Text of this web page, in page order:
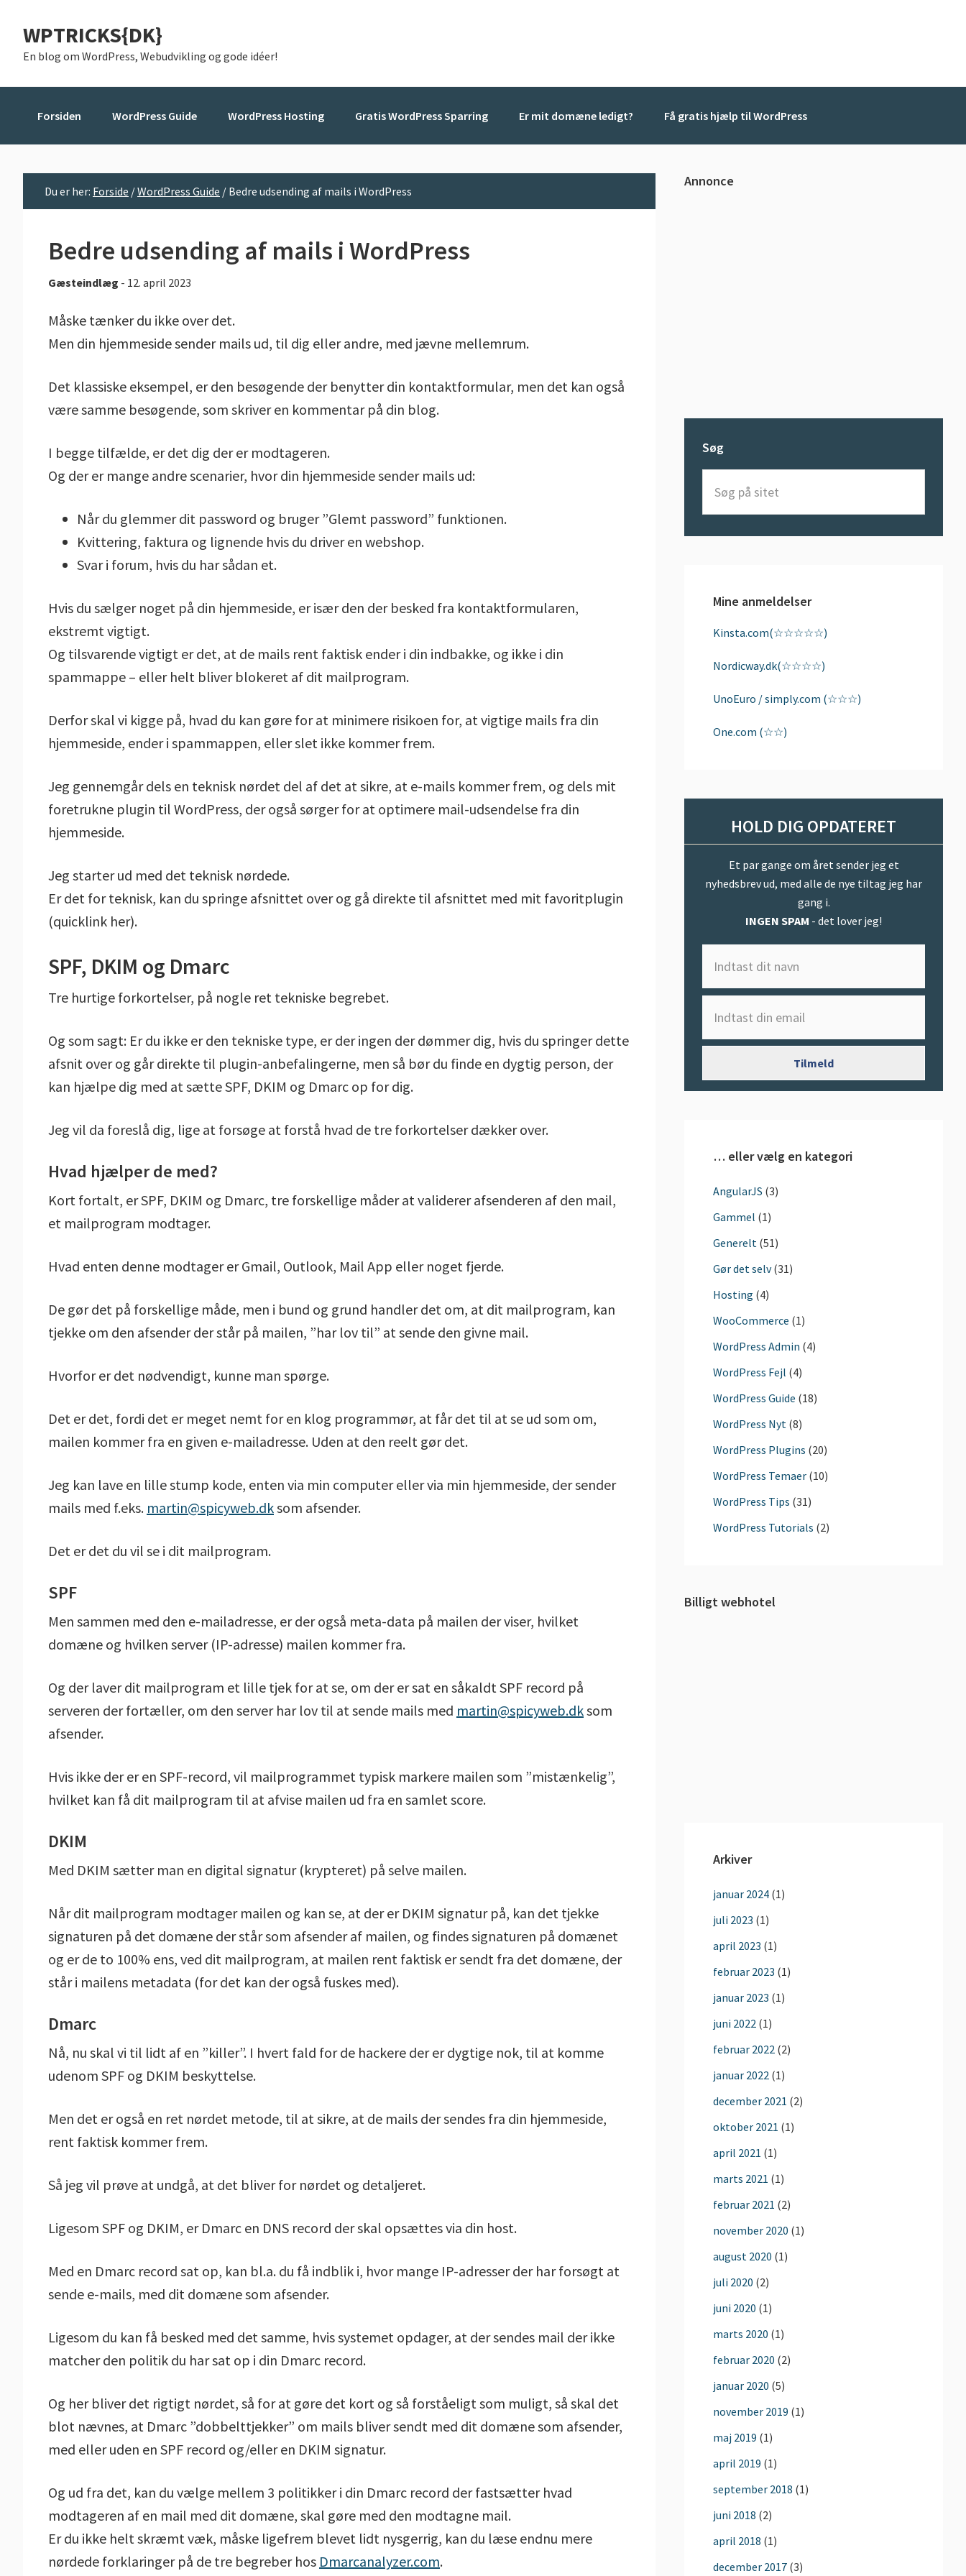
direkte
indhold
direkte
WPTRICKS{DK}
En blog om WordPress, Webudvikling og gode idéer!
Forsiden WordPress Guide WordPress Hosting Gratis WordPress Sparring Er mit domæne ledigt? Få gratis hjælp til WordPress
Du er her: Forside /WordPress Guide / Bedre udsending af mails i WordPress
Bedre udsending af mails i WordPress
Gæsteindlæg - 12. april 2023
Måske tænker du ikke over det.
Men din hjemmeside sender mails ud, til dig eller andre, med jævne mellemrum.
Det klassiske eksempel, er den besøgende der benytter din kontaktformular, men det kan også
være samme besøgende, som skriver en kommentar på din blog.
I begge tilfælde, er det dig der er modtageren.
Og der er mange andre scenarier, hvor din hjemmeside sender mails ud:
Når du glemmer dit password og bruger ”Glemt password” funktionen.
Kvittering, faktura og lignende hvis du driver en webshop.
Svar i forum, hvis du har sådan et.
Hvis du sælger noget på din hjemmeside, er især den der besked fra kontaktformularen,
ekstremt vigtigt.
Og tilsvarende vigtigt er det, at de mails rent faktisk ender i din indbakke, og ikke i din
spammappe – eller helt bliver blokeret af dit mailprogram.
Derfor skal vi kigge på, hvad du kan gøre for at minimere risikoen for, at vigtige mails fra din
hjemmeside, ender i spammappen, eller slet ikke kommer frem.
Jeg gennemgår dels en teknisk nørdet del af det at sikre, at e-mails kommer frem, og dels mit
foretrukne plugin til WordPress, der også sørger for at optimere mail-udsendelse fra din
hjemmeside.
Jeg starter ud med det teknisk nørdede.
Er det for teknisk, kan du springe afsnittet over og gå direkte til afsnittet med mit favoritplugin
(quicklink her).
SPF, DKIM og Dmarc
Tre hurtige forkortelser, på nogle ret tekniske begrebet.
Og som sagt: Er du ikke er den tekniske type, er der ingen der dømmer dig, hvis du springer dette
afsnit over og går direkte til plugin-anbefalingerne, men så bør du finde en dygtig person, der
kan hjælpe dig med at sætte SPF, DKIM og Dmarc op for dig.
Jeg vil da foreslå dig, lige at forsøge at forstå hvad de tre forkortelser dækker over.
Hvad hjælper de med?
Kort fortalt, er SPF, DKIM og Dmarc, tre forskellige måder at validerer afsenderen af den mail,
et mailprogram modtager.
Hvad enten denne modtager er Gmail, Outlook, Mail App eller noget fjerde.
De gør det på forskellige måde, men i bund og grund handler det om, at dit mailprogram, kan
tjekke om den afsender der står på mailen, ”har lov til” at sende den givne mail.
Hvorfor er det nødvendigt, kunne man spørge.
Det er det, fordi det er meget nemt for en klog programmør, at får det til at se ud som om,
mailen kommer fra en given e-mailadresse. Uden at den reelt gør det.
Jeg kan lave en lille stump kode, enten via min computer eller via min hjemmeside, der sender
mails med f.eks. martin@spicyweb.dksom afsender.
Det er det du vil se i dit mailprogram.
SPF
Men sammen med den e-mailadresse, er der også meta-data på mailen der viser, hvilket
domæne og hvilken server (IP-adresse) mailen kommer fra.
Og der laver dit mailprogram et lille tjek for at se, om der er sat en såkaldt SPF record på
serveren der fortæller, om den server har lov til at sende mails med martin@spicyweb.dksom
afsender.
Hvis ikke der er en SPF-record, vil mailprogrammet typisk markere mailen som ”mistænkelig”,
hvilket kan få dit mailprogram til at afvise mailen ud fra en samlet score.
DKIM
Med DKIM sætter man en digital signatur (krypteret) på selve mailen.
Når dit mailprogram modtager mailen og kan se, at der er DKIM signatur på, kan det tjekke
signaturen på det domæne der står som afsender af mailen, og findes signaturen på domænet
og er de to 100% ens, ved dit mailprogram, at mailen rent faktisk er sendt fra det domæne, der
står i mailens metadata (for det kan der også fuskes med).
Dmarc
Nå, nu skal vi til lidt af en ”killer”. I hvert fald for de hackere der er dygtige nok, til at komme
udenom SPF og DKIM beskyttelse.
Men det er også en ret nørdet metode, til at sikre, at de mails der sendes fra din hjemmeside,
rent faktisk kommer frem.
Så jeg vil prøve at undgå, at det bliver for nørdet og detaljeret.
Ligesom SPF og DKIM, er Dmarc en DNS record der skal opsættes via din host.
Med en Dmarc record sat op, kan bl.a. du få indblik i, hvor mange IP-adresser der har forsøgt at
sende e-mails, med dit domæne som afsender.
Ligesom du kan få besked med det samme, hvis systemet opdager, at der sendes mail der ikke
matcher den politik du har sat op i din Dmarc record.
Og her bliver det rigtigt nørdet, så for at gøre det kort og så forståeligt som muligt, så skal det
blot nævnes, at Dmarc ”dobbelttjekker” om mails bliver sendt med dit domæne som afsender,
med eller uden en SPF record og/eller en DKIM signatur.
Og ud fra det, kan du vælge mellem 3 politikker i din Dmarc record der fastsætter hvad
modtageren af en mail med dit domæne, skal gøre med den modtagne mail.
Er du ikke helt skræmt væk, måske ligefrem blevet lidt nysgerrig, kan du læse endnu mere
nørdede forklaringer på de tre begreber hos Dmarcanalyzer.com.
Primær
Annonce
Søg
sitet
Mine anmeldelser
Kinsta.com(☆☆☆☆☆)
Nordicway.dk(☆☆☆☆)
UnoEuro / simply.com (☆☆☆)
One.com (☆☆)
HOLD DIG OPDATERET
Et par gange om året sender jeg et
nyhedsbrev ud, med alle de nye tiltag jeg har
gang i.
INGEN SPAM - det lover jeg!
… eller vælg en kategori
AngularJS (3)
Gammel (1)
Generelt (51)
Gør det selv(31)
Hosting (4)
WooCommerce (1)
WordPress Admin (4)
WordPress Fejl (4)
WordPress Guide (18)
WordPress Nyt (8)
WordPress Plugins (20)
WordPress Temaer (10)
WordPress Tips (31)
WordPress Tutorials (2)
Billigt webhotel
Arkiver
januar 2024 (1)
juli 2023 (1)
april 2023 (1)
februar 2023 (1)
januar 2023 (1)
juni 2022 (1)
februar 2022 (2)
januar 2022 (1)
december 2021 (2)
oktober 2021 (1)
april 2021 (1)
marts 2021 (1)
februar 2021 (2)
november 2020 (1)
august 2020 (1)
juli 2020 (2)
juni 2020 (1)
marts 2020 (1)
februar 2020 (2)
januar 2020 (5)
november 2019 (1)
maj 2019 (1)
april 2019 (1)
september 2018 (1)
juni 2018 (2)
april 2018 (1)
december 2017 (3)